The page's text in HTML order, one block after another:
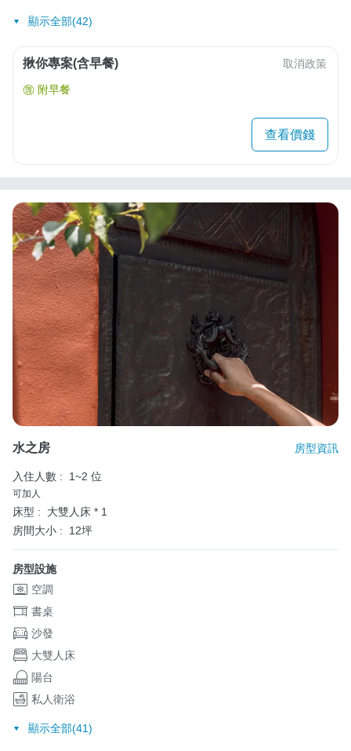
顯示全部(42)
揪你專案(含早餐) 取消政策
附早餐
查看價錢
水之房 房型資訊
入住人數 : 1~2 位
可加人
床型 :
大雙人床 * 1
房間大小 :
12坪
房型設施
空調
書桌
沙發
大雙人床
陽台
私人衛浴
顯示全部(41)